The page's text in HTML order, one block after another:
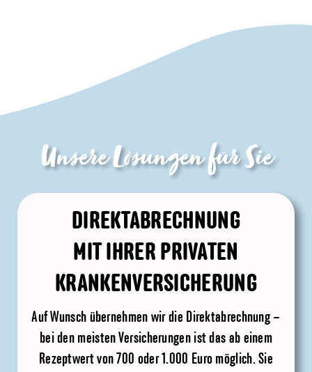
Unsere Lösungen für Sie
DIREKTABRECHNUNG
MIT IHRER PRIVATEN
KRANKENVERSICHERUNG
Auf Wunsch übernehmen wir die Direktabrechnung –
bei den meisten Versicherungen ist das ab einem
Rezeptwert von 700 oder 1.000 Euro möglich. Sie